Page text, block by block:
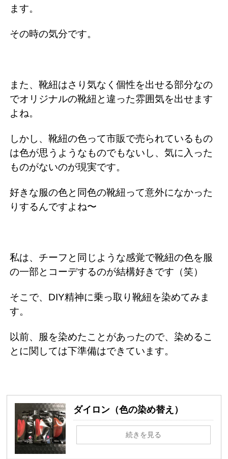
ます。
その時の気分です。
また、靴紐はさり気なく個性を出せる部分なの
でオリジナルの靴紐と違った雰囲気を出せます
よね。
しかし、靴紐の色って市販で売られているもの
は色が思うようなものでもないし、気に入った
ものがないのが現実です。
好きな服の色と同色の靴紐って意外になかった
りするんですよね〜
私は、チーフと同じような感覚で靴紐の色を服
の一部とコーデするのが結構好きです（笑）
そこで、DIY精神に乗っ取り靴紐を染めてみま
す。
以前、服を染めたことがあったので、染めるこ
とに関しては下準備はできています。
ダイロン（色の染め替え）
続きを見る